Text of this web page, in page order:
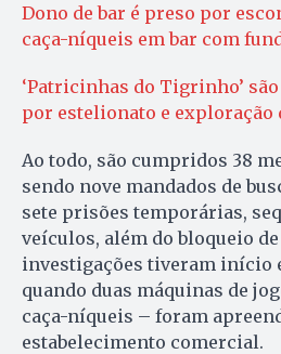
Dono de bar é preso por
caça-níqueis em bar com
‘Patricinhas do Tigrinho’
por estelionato e exploração
Ao todo, são cumpridos 38
sendo nove mandados de
sete prisões temporárias,
veículos, além do bloqueio
investigações tiveram início
quando duas máquinas de
caça-níqueis – foram
estabelecimento comercial.